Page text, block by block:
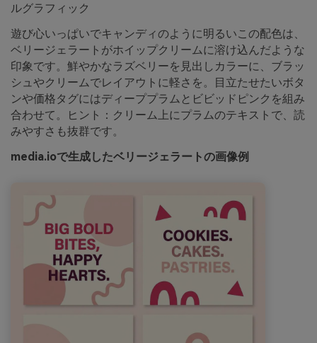
ルグラフィック
遊び心いっぱいでキャンディのように明るいこの配色は、
ベリージェラートがホイップクリームに溶け込んだような
印象です。鮮やかなラズベリーを見出しカラーに、ブラッ
シュやクリームでレイアウトに軽さを。目立たせたいボタ
ンや価格タグにはディーププラムとビビッドピンクを組み
合わせて。ヒント：クリーム上にプラムのテキストで、読
みやすさも抜群です。
media.ioで生成したベリージェラートの画像例